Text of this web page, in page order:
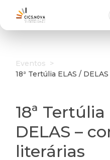
Eventos >
18ª Tertúlia ELAS /
18ª Tertúlia
DELAS –
literárias